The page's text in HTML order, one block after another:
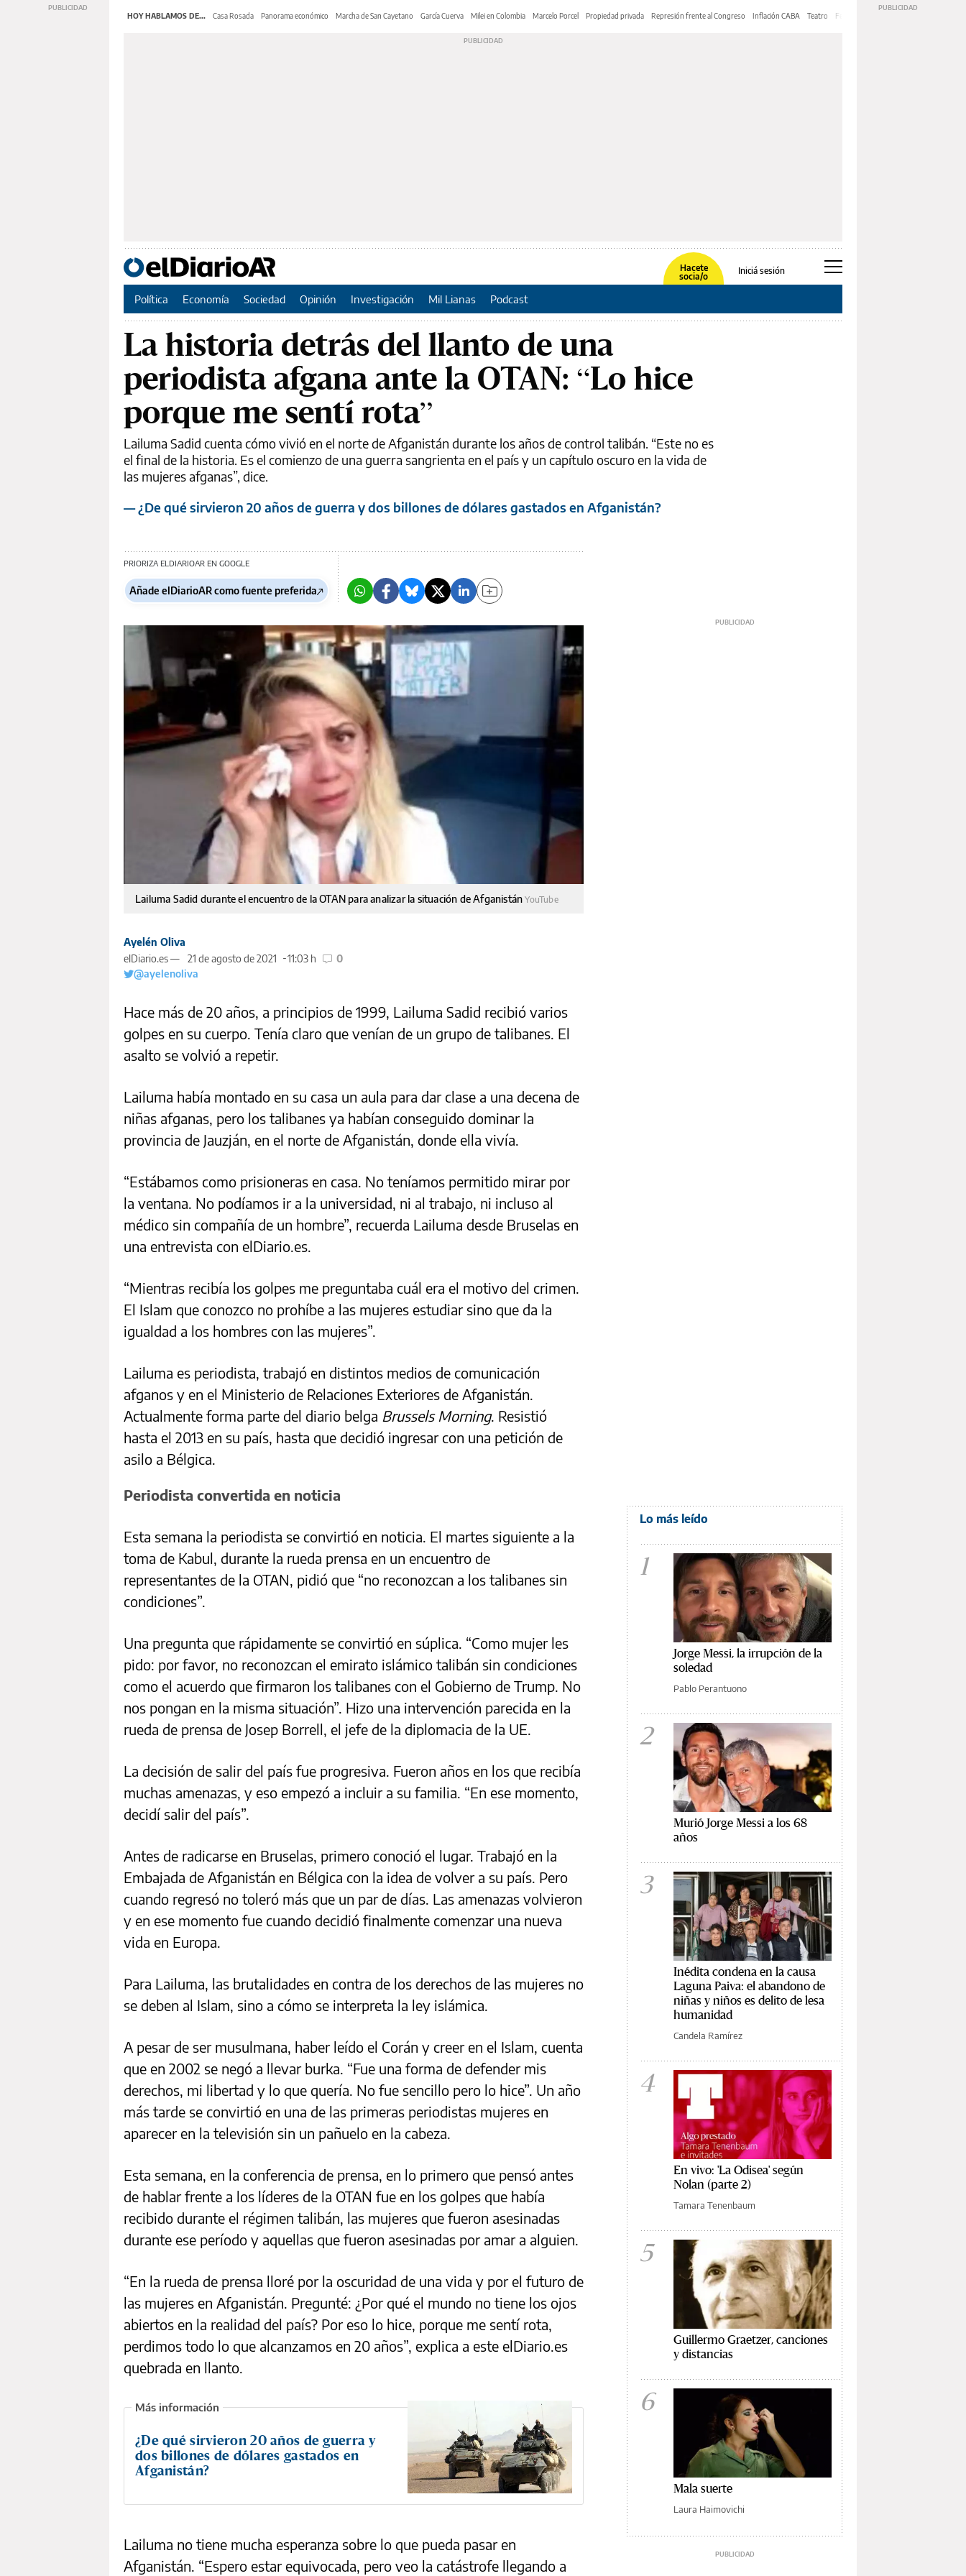
HOY HABLAMOS DE... Casa Rosada Panorama económico Marcha de San Cayetano García Cuerva Milei en Colombia Marcelo Porcel Propiedad privada Represión frente al Congreso Inflación CABA Teatro Feria de Editores
Hacete
socia/o
Iniciá sesión
Política Economía Sociedad Opinión Investigación Mil Lianas Podcast
La historia detrás del llanto de una
periodista afgana ante la OTAN: “Lo hice
porque me sentí rota”
Lailuma Sadid cuenta cómo vivió en el norte de Afganistán durante los años de control talibán. “Este no es
el final de la historia. Es el comienzo de una guerra sangrienta en el país y un capítulo oscuro en la vida de
las mujeres afganas”, dice.
— ¿De qué sirvieron 20 años de guerra y dos billones de dólares gastados en Afganistán?
PRIORIZA ELDIARIOAR EN GOOGLE
Añade elDiarioAR como fuente preferida
Lailuma Sadid durante el encuentro de la OTAN para analizar la situación de AfganistánYouTube
Ayelén Oliva
elDiario.es —
21 de agosto de 2021 11:03 h
0
@ayelenoliva
Hace más de 20 años, a principios de 1999, Lailuma Sadid recibió varios
golpes en su cuerpo. Tenía claro que venían de un grupo de talibanes. El
asalto se volvió a repetir.
Lailuma había montado en su casa un aula para dar clase a una decena de
niñas afganas, pero los talibanes ya habían conseguido dominar la
provincia de Jauzján, en el norte de Afganistán, donde ella vivía.
“Estábamos como prisioneras en casa. No teníamos permitido mirar por
la ventana. No podíamos ir a la universidad, ni al trabajo, ni incluso al
médico sin compañía de un hombre”, recuerda Lailuma desde Bruselas en
una entrevista con elDiario.es.
“Mientras recibía los golpes me preguntaba cuál era el motivo del crimen.
El Islam que conozco no prohíbe a las mujeres estudiar sino que da la
igualdad a los hombres con las mujeres”.
Lailuma es periodista, trabajó en distintos medios de comunicación
afganos y en el Ministerio de Relaciones Exteriores de Afganistán.
Actualmente forma parte del diario belga Brussels Morning. Resistió
hasta el 2013 en su país, hasta que decidió ingresar con una petición de
asilo a Bélgica.
Periodista convertida en noticia
Esta semana la periodista se convirtió en noticia. El martes siguiente a la
toma de Kabul, durante la rueda prensa en un encuentro de
representantes de la OTAN, pidió que “no reconozcan a los talibanes sin
condiciones”.
Una pregunta que rápidamente se convirtió en súplica. “Como mujer les
pido: por favor, no reconozcan el emirato islámico talibán sin condiciones
como el acuerdo que firmaron los talibanes con el Gobierno de Trump. No
nos pongan en la misma situación”. Hizo una intervención parecida en la
rueda de prensa de Josep Borrell, el jefe de la diplomacia de la UE.
La decisión de salir del país fue progresiva. Fueron años en los que recibía
muchas amenazas, y eso empezó a incluir a su familia. “En ese momento,
decidí salir del país”.
Antes de radicarse en Bruselas, primero conoció el lugar. Trabajó en la
Embajada de Afganistán en Bélgica con la idea de volver a su país. Pero
cuando regresó no toleró más que un par de días. Las amenazas volvieron
y en ese momento fue cuando decidió finalmente comenzar una nueva
vida en Europa.
Para Lailuma, las brutalidades en contra de los derechos de las mujeres no
se deben al Islam, sino a cómo se interpreta la ley islámica.
A pesar de ser musulmana, haber leído el Corán y creer en el Islam, cuenta
que en 2002 se negó a llevar burka. “Fue una forma de defender mis
derechos, mi libertad y lo que quería. No fue sencillo pero lo hice”. Un año
más tarde se convirtió en una de las primeras periodistas mujeres en
aparecer en la televisión sin un pañuelo en la cabeza.
Esta semana, en la conferencia de prensa, en lo primero que pensó antes
de hablar frente a los líderes de la OTAN fue en los golpes que había
recibido durante el régimen talibán, las mujeres que fueron asesinadas
durante ese período y aquellas que fueron asesinadas por amar a alguien.
“En la rueda de prensa lloré por la oscuridad de una vida y por el futuro de
las mujeres en Afganistán. Pregunté: ¿Por qué el mundo no tiene los ojos
abiertos en la realidad del país? Por eso lo hice, porque me sentí rota,
perdimos todo lo que alcanzamos en 20 años”, explica a este elDiario.es
quebrada en llanto.
¿De qué sirvieron 20 años de guerra y
dos billones de dólares gastados en
Afganistán?
Lailuma no tiene mucha esperanza sobre lo que pueda pasar en
Afganistán. “Espero estar equivocada, pero veo la catástrofe llegando a
Lo más leído
1
Jorge Messi, la irrupción de la
soledad
Pablo Perantuono
2
Murió Jorge Messi a los 68
años
3
Inédita condena en la causa
Laguna Paiva: el abandono de
niñas y niños es delito de lesa
humanidad
Candela Ramírez
4
En vivo: 'La Odisea' según
Nolan (parte 2)
Tamara Tenenbaum
5
Guillermo Graetzer, canciones
y distancias
6
Mala suerte
Laura Haimovichi